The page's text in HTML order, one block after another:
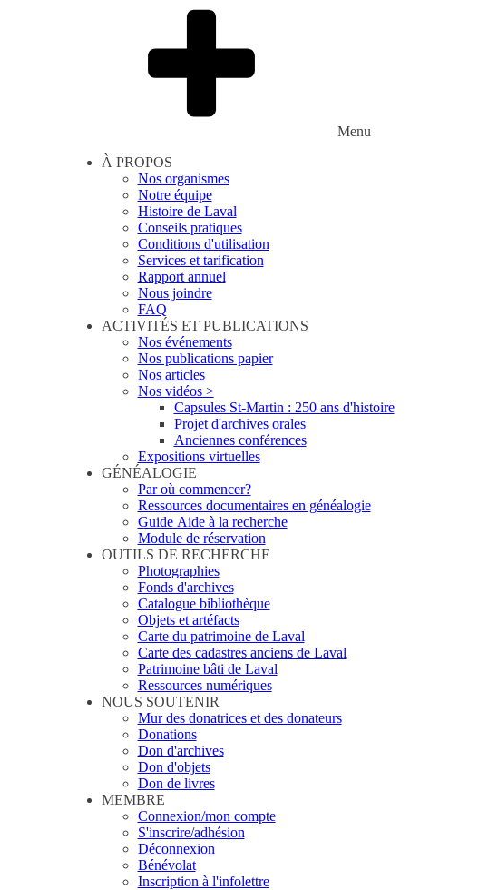
Menu
À PROPOS
Nos organismes
Notre équipe
Histoire de Laval
Conseils pratiques
Conditions d'utilisation
Services et tarification
Rapport annuel
Nous joindre
FAQ
ACTIVITÉS ET PUBLICATIONS
Nos événements
Nos publications papier
Nos articles
Nos vidéos >
Capsules St-Martin : 250 ans d'histoire
Projet d'archives orales
Anciennes conférences
Expositions virtuelles
GÉNÉALOGIE
Par où commencer?
Ressources documentaires en généalogie
Guide Aide à la recherche
Module de réservation
OUTILS DE RECHERCHE
Photographies
Fonds d'archives
Catalogue bibliothèque
Objets et artéfacts
Carte du patrimoine de Laval
Carte des cadastres anciens de Laval
Patrimoine bâti de Laval
Ressources numériques
NOUS SOUTENIR
Mur des donatrices et des donateurs
Donations
Don d'archives
Don d'objets
Don de livres
MEMBRE
Connexion/mon compte
S'inscrire/adhésion
Déconnexion
Bénévolat
Inscription à l'infolettre